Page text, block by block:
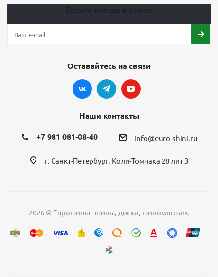
Оставайтесь на связи
Наши контакты
+7 981 081-08-40 info@euro-shini.ru
г. Санкт-Петербург, Коли-Томчака 28 лит З
2026 © Еврошины - шины, диски, шиномонтаж.